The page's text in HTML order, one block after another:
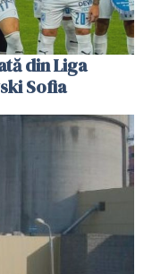
din Liga
Sofia